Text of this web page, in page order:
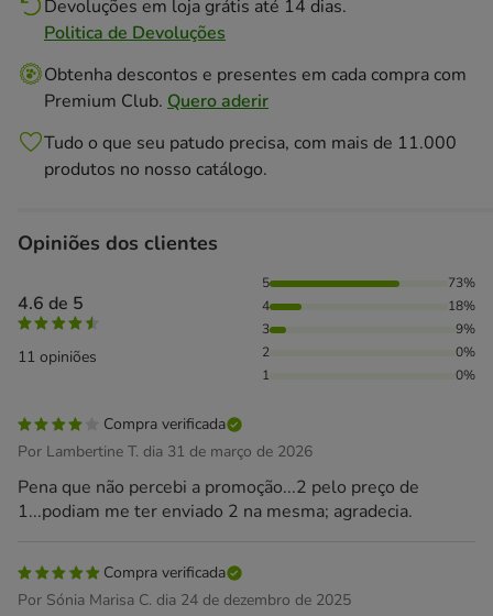
Devoluções em loja grátis até 14 dias.
Politica de Devoluções
Obtenha descontos e presentes em cada compra com
Premium Club. Quero aderir
Tudo o que seu patudo precisa, com mais de 11.000
produtos no nosso catálogo.
Opiniões dos clientes
4.6 de 5
11 opiniões
73% das pessoas avaliaram com 5 estrelas, 18% das
5
73%
4
18%
3
9%
2
0%
1
0%
Compra verificada
Por Lambertine T. dia 31 de março de 2026
Pena que não percebi a promoção...2 pelo preço de
1...podiam me ter enviado 2 na mesma; agradecia.
Compra verificada
Por Sónia Marisa C. dia 24 de dezembro de 2025